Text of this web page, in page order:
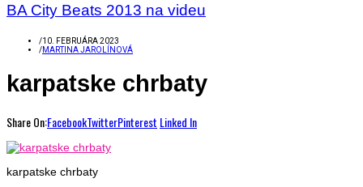
BA City Beats 2013 na videu
/10. FEBRUÁRA 2023
/MARTINA JAROLÍNOVÁ
karpatske chrbaty
Share On:FacebookTwitterPinterest Linked In
karpatske chrbaty